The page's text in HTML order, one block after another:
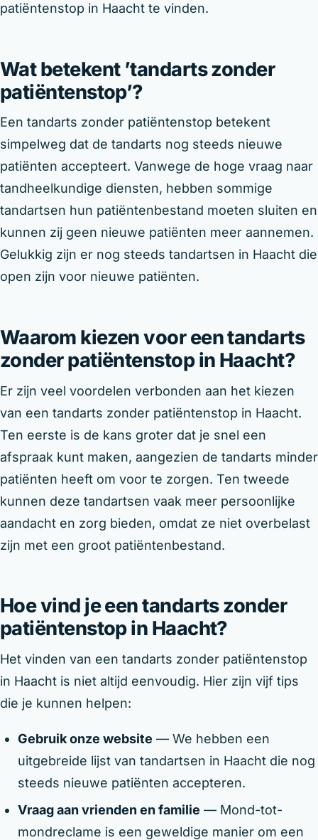
patiëntenstop in Haacht te vinden.
Wat betekent ’tandarts zonder
patiëntenstop’?
Een tandarts zonder patiëntenstop betekent
simpelweg dat de tandarts nog steeds nieuwe
patiënten accepteert. Vanwege de hoge vraag naar
tandheelkundige diensten, hebben sommige
tandartsen hun patiëntenbestand moeten sluiten en
kunnen zij geen nieuwe patiënten meer aannemen.
Gelukkig zijn er nog steeds tandartsen in Haacht die
open zijn voor nieuwe patiënten.
Waarom kiezen voor een tandarts
zonder patiëntenstop in Haacht?
Er zijn veel voordelen verbonden aan het kiezen
van een tandarts zonder patiëntenstop in Haacht.
Ten eerste is de kans groter dat je snel een
afspraak kunt maken, aangezien de tandarts minder
patiënten heeft om voor te zorgen. Ten tweede
kunnen deze tandartsen vaak meer persoonlijke
aandacht en zorg bieden, omdat ze niet overbelast
zijn met een groot patiëntenbestand.
Hoe vind je een tandarts zonder
patiëntenstop in Haacht?
Het vinden van een tandarts zonder patiëntenstop
in Haacht is niet altijd eenvoudig. Hier zijn vijf tips
die je kunnen helpen:
Gebruik onze website — We hebben een
uitgebreide lijst van tandartsen in Haacht die nog
steeds nieuwe patiënten accepteren.
Vraag aan vrienden en familie — Mond-tot-
mondreclame is een geweldige manier om een